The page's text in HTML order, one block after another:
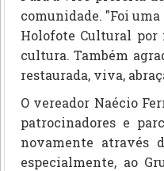
comunidade. "Foi
Holofote Cultural por
cultura. Também
restaurada, viva,
O vereador Naécio
patrocinadores e
novamente através
especialmente, ao